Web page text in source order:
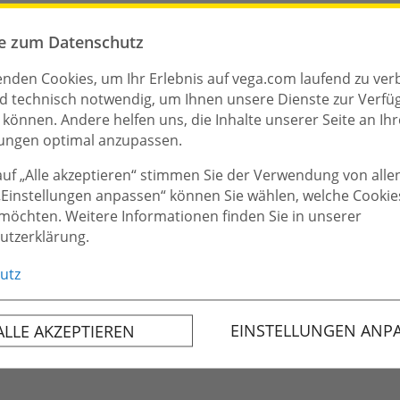
wir telefonisch oder per E-Mail eine Einladung
Gedanken darüber, welche Fragen auf dich
Bild von VEGA und deiner möglichen
kennenzulernen und alle offenen
und dir währenddessen Notizen machen.
Stellenanzeige oder auf unserer Karriereseite.
einem andern Thema haben, darfst du dich
du dich damit einverstanden, dass VEGA deine
Die genauen Informationen zum Datenschutz
zum Datenschutz
Cookies, um Ihr Erlebnis auf vega.com laufend zu
technisch notwendig, um Ihnen unsere Dienste zur
Andere helfen uns, die Inhalte unserer Seite an
optimal anzupassen.
„Alle akzeptieren“ stimmen Sie der Verwendung von
anpassen“ können Sie wählen, welche
Weitere Informationen finden Sie in unserer
AKZEPTIEREN EINSTELLUNGEN